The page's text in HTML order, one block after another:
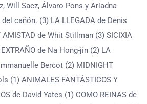
Will Saez, Álvaro Pons y Ariadna
cañón. (3) LA LLEGADA de Denis
de Whit Stillman (3) SICIXIA
de Na Hong-jin (2) LA
Bercot (2) MIDNIGHT
(1) ANIMALES FANTÁSTICOS Y
de David Yates (1) COMO REINAS de